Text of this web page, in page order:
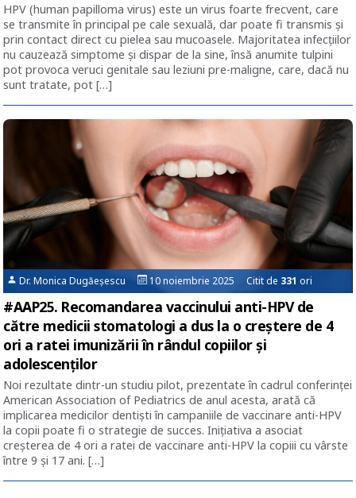
HPV (human papilloma virus) este un virus foarte frecvent, care
se transmite în principal pe cale sexuală, dar poate fi transmis și
prin contact direct cu pielea sau mucoasele. Majoritatea infecțiilor
nu cauzează simptome și dispar de la sine, însă anumite tulpini
pot provoca veruci genitale sau leziuni pre-maligne, care, dacă nu
sunt tratate, pot […]
Dr. Monica Dugăeșescu 10 noiembrie 2025 Citit de 331 ori
#AAP25. Recomandarea vaccinului anti-HPV de
către medicii stomatologi a dus la o creștere de 4
ori a ratei imunizării în rândul copiilor și
adolescenților
Noi rezultate dintr-un studiu pilot, prezentate în cadrul conferinței
American Association of Pediatrics de anul acesta, arată că
implicarea medicilor dentiști în campaniile de vaccinare anti-HPV
la copii poate fi o strategie de succes. Iniţiativa a asociat
creșterea de 4 ori a ratei de vaccinare anti-HPV la copiii cu vârste
între 9 şi 17 ani. […]